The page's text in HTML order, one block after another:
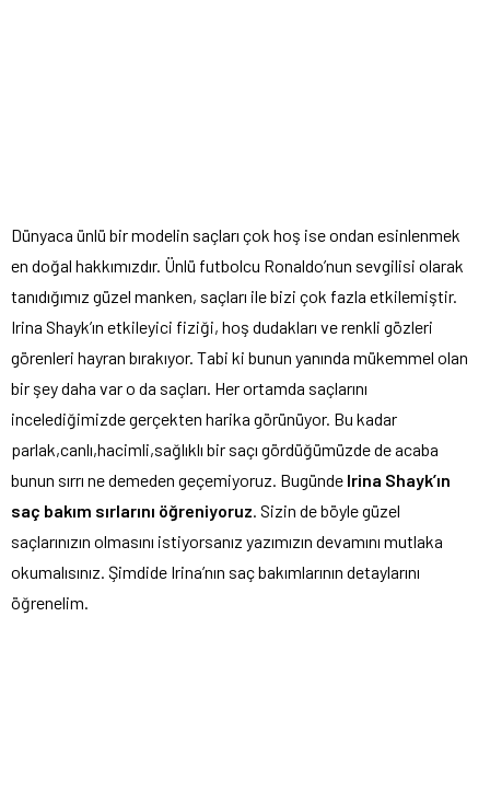
Dünyaca ünlü bir modelin saçları çok hoş ise ondan esinlenmek
en doğal hakkımızdır. Ünlü futbolcu Ronaldo’nun sevgilisi olarak
tanıdığımız güzel manken, saçları ile bizi çok fazla etkilemiştir.
Irina Shayk’ın etkileyici fiziği, hoş dudakları ve renkli gözleri
görenleri hayran bırakıyor. Tabi ki bunun yanında mükemmel olan
bir şey daha var o da saçları. Her ortamda saçlarını
incelediğimizde gerçekten harika görünüyor. Bu kadar
parlak,canlı,hacimli,sağlıklı bir saçı gördüğümüzde de acaba
bunun sırrı ne demeden geçemiyoruz. Bugünde Irina Shayk’ın
saç bakım sırlarını öğreniyoruz. Sizin de böyle güzel
saçlarınızın olmasını istiyorsanız yazımızın devamını mutlaka
okumalısınız. Şimdide Irina’nın saç bakımlarının detaylarını
öğrenelim.